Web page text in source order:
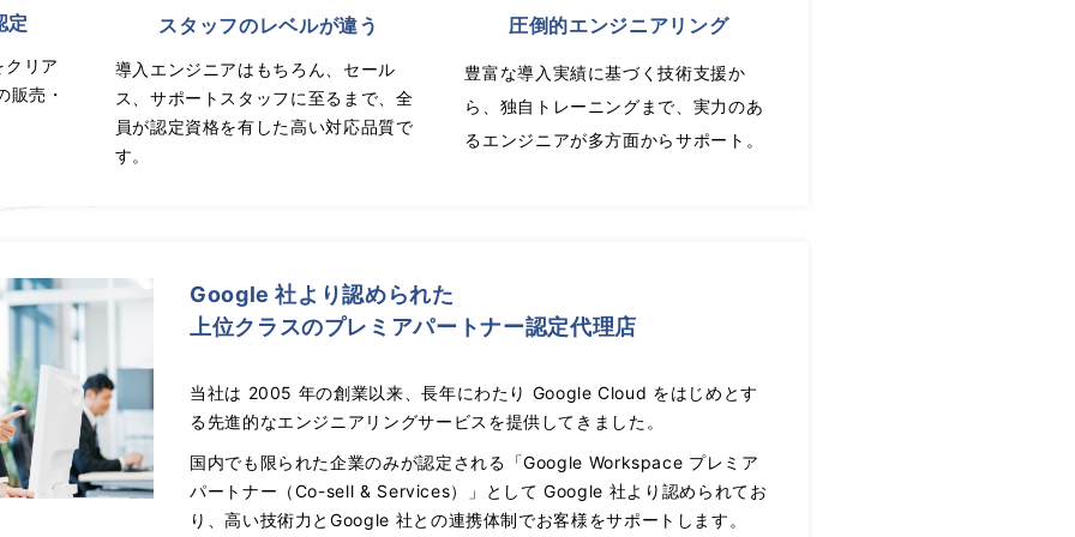
定
リア
販売・
スタッフのレベルが違う
導入エンジニアはもちろん、セール
ス、サポートスタッフに至るまで、全
員が認定資格を有した高い対応品質で
す。
圧倒的エンジニアリング
豊富な導入実績に基づく技術支援か
ら、独自トレーニングまで、実力のあ
るエンジニアが多方面からサポート。
Google 社より認められた
上位クラスのプレミアパートナー認定代理店
当社は 2005 年の創業以来、長年にわたり Google Cloud をはじめとす
る先進的なエンジニアリングサービスを提供してきました。
国内でも限られた企業のみが認定される「Google Workspace プレミア
パートナー（Co-sell & Services）」として Google 社より認められてお
り、高い技術力とGoogle 社との連携体制でお客様をサポートします。